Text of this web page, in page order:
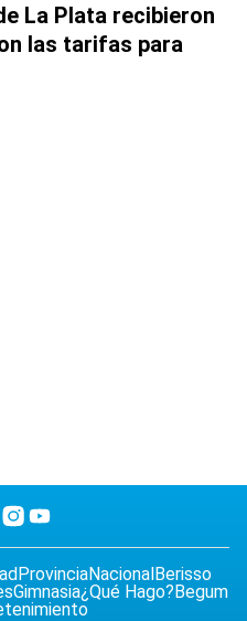
La Plata recibieron
las tarifas para
ProvinciaNacionalBerisso
Gimnasia¿Qué Hago?Begum